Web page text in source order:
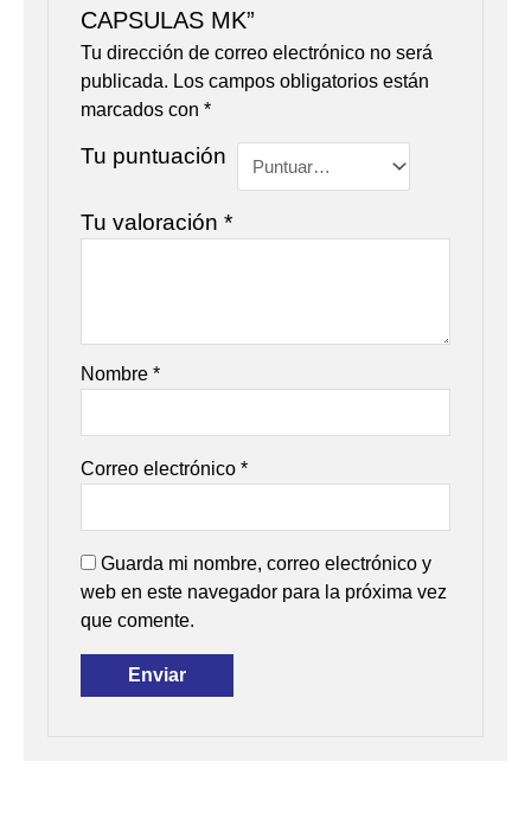
CAPSULAS MK”
Tu dirección de correo electrónico no será
publicada. Los campos obligatorios están
marcados con *
Tu puntuación
Tu valoración *
Nombre *
Correo electrónico *
Guarda mi nombre, correo electrónico y
web en este navegador para la próxima vez
que comente.